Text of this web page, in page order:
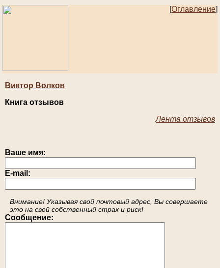
[Оглавление]
Виктор Волков
Книга отзывов
Лента отзывов
Ваше имя:
E-mail:
Внимание! Указывая свой почтовый адрес, Вы совершаете
это на свой собственный страх и риск!
Сообщение: